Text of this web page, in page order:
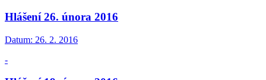
Hlášení 26. února 2016
Datum: 26. 2. 2016
-